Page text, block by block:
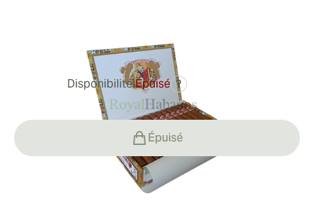
Disponibilité:Épuisé ?
Épuisé